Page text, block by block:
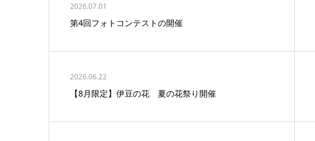
2026.07.01
第4回フォトコンテストの開催
2026.06.22
【8月限定】伊豆の花 夏の花祭り開催